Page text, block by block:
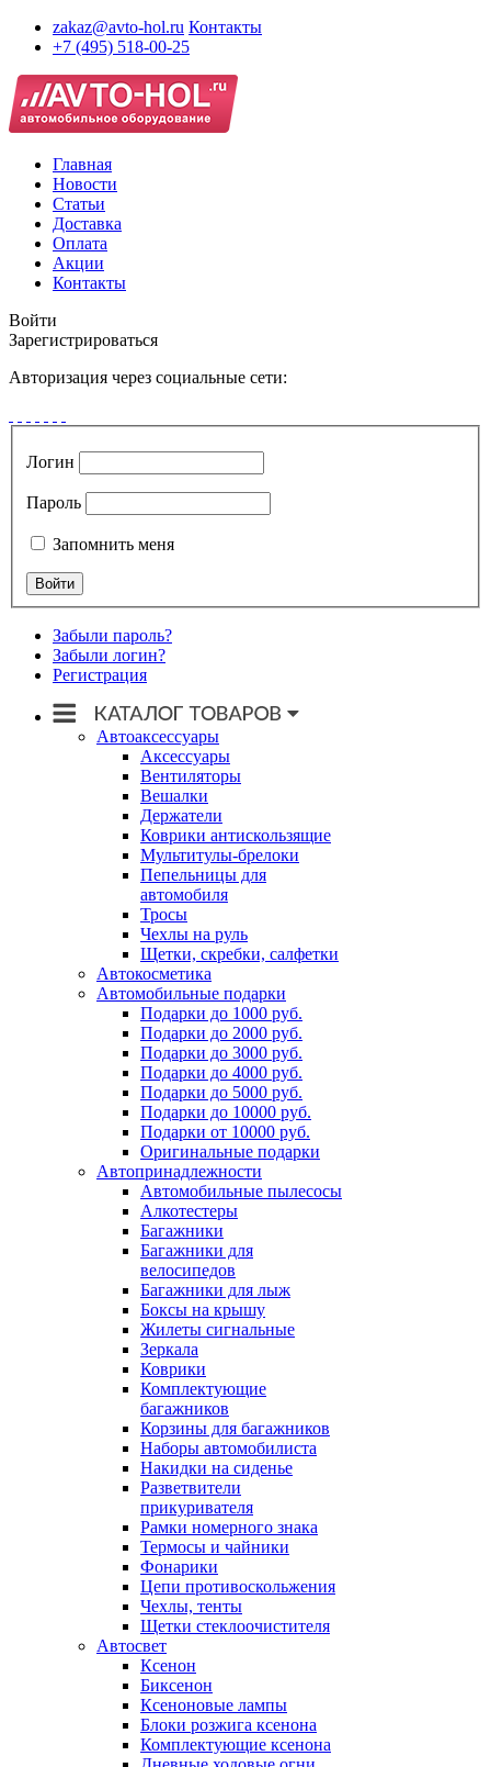
zakaz@avto-hol.ru Контакты
+7 (495) 518-00-25
Главная
Новости
Статьи
Доставка
Оплата
Акции
Контакты
Войти
Зарегистрироваться
Авторизация через социальные сети:
Логин
Пароль
Запомнить меня
Забыли пароль?
Забыли логин?
Регистрация
Автоаксессуары
Аксессуары
Вентиляторы
Вешалки
Держатели
Коврики антискользящие
Мультитулы-брелоки
Пепельницы для
автомобиля
Тросы
Чехлы на руль
Щетки, скребки, салфетки
Автокосметика
Автомобильные подарки
Подарки до 1000 руб.
Подарки до 2000 руб.
Подарки до 3000 руб.
Подарки до 4000 руб.
Подарки до 5000 руб.
Подарки до 10000 руб.
Подарки от 10000 руб.
Оригинальные подарки
Автопринадлежности
Автомобильные пылесосы
Алкотестеры
Багажники
Багажники для
велосипедов
Багажники для лыж
Боксы на крышу
Жилеты сигнальные
Зеркала
Коврики
Комплектующие
багажников
Корзины для багажников
Наборы автомобилиста
Накидки на сиденье
Разветвители
прикуривателя
Рамки номерного знака
Термосы и чайники
Фонарики
Цепи противоскольжения
Чехлы, тенты
Щетки стеклоочистителя
Автосвет
Ксенон
Биксенон
Ксеноновые лампы
Блоки розжига ксенона
Комплектующие ксенона